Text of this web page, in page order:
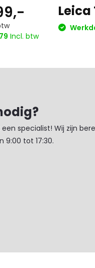
Incl. btw
Leica
specialist! Wij zijn
9:00 tot 17:30.